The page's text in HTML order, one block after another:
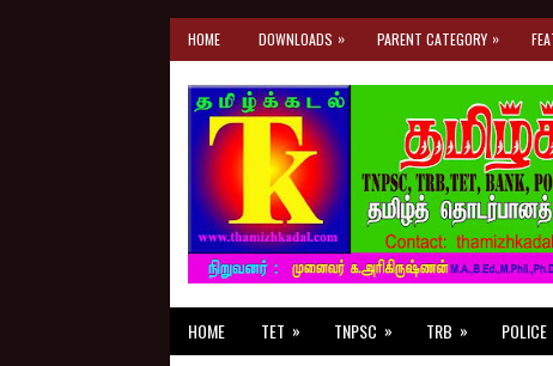
HOME DOWNLOADS » PARENT CATEGORY »
HOME TET » TNPSC » TRB » POLICE